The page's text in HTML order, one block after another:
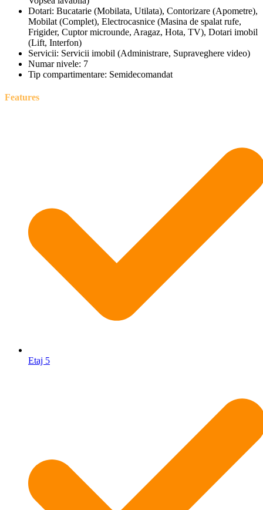
Dotari: Bucatarie (Mobilata, Utilata), Contorizare (Apometre),
Mobilat (Complet), Electrocasnice (Masina de spalat rufe,
Frigider, Cuptor microunde, Aragaz, Hota, TV), Dotari imobil
(Lift, Interfon)
Servicii: Servicii imobil (Administrare, Supraveghere video)
Numar nivele: 7
Tip compartimentare: Semidecomandat
Features
Etaj 5